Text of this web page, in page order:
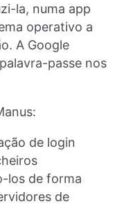
la, numa app
operativo a
A Google
passe nos
de login
los de forma
de